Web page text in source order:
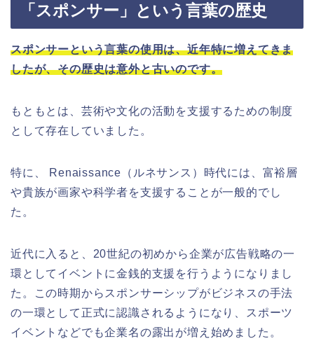
「スポンサー」という言葉の歴史
スポンサーという言葉の使用は、近年特に増えてきま
したが、その歴史は意外と古いのです。
もともとは、芸術や文化の活動を支援するための制度
として存在していました。
特に、 Renaissance（ルネサンス）時代には、富裕層
や貴族が画家や科学者を支援することが一般的でし
た。
近代に入ると、20世紀の初めから企業が広告戦略の一
環としてイベントに金銭的支援を行うようになりまし
た。この時期からスポンサーシップがビジネスの手法
の一環として正式に認識されるようになり、スポーツ
イベントなどでも企業名の露出が増え始めました。